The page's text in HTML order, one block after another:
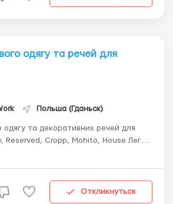
одягу та речей для
Польша (Гданьск)
та декоративних речей для
Reserved, Cropp, Mohito, House Легка
одягу, не вимагає досвіду та
1400 $; 📈 Роб...
Откликнуться